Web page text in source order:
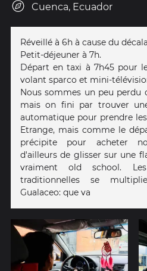
Cuenca, Ecuador
Réveillé à 6h à cause du
Petit-déjeuner à 7h.
Départ en taxi à 7h45 pour
volant sparco et mini-
Nous sommes un peu perdu
mais on fini par trouver
automatique pour prendre
Etrange, mais comme le
précipite pour acheter
d'ailleurs de glisser sur une
vraiment old school.
traditionnelles se
Gualaceo: que va